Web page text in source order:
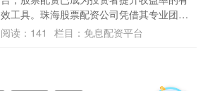
效工具。珠海股票配资公司凭借其专业团队
和完善的风控体系，为投资者提供安全可靠
阅读： 141 栏目： 免息配资平台